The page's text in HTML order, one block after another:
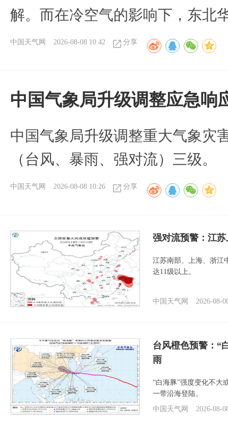
解。而在冷空气的影响下，东北
中国天气网 2026-08-08 10:42 分享
中国气象局升级调整应急响
中国气象局升级调整重大气象灾
（台风、暴雨、强对流）三级。
中国天气网 2026-08-08 10:26 分享
强对流预警：江
江苏南部、上海、浙江
达11级以上。
中国天气网 2026-08-
台风橙色预警：“
雨
“白海豚”强度变化不大
一带沿海登陆。
中国天气网
2026-08-